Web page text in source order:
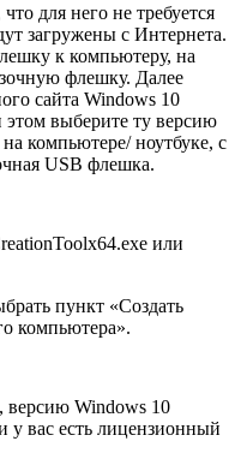
для него не требуется
загружены с Интернета.
к компьютеру, на
флешку. Далее
сайта Windows 10
выберите ту версию
на компьютере/ ноутбуке, с
USB флешка.
или
пункт «Создать
компьютера».
Windows 10
у вас есть лицензионный